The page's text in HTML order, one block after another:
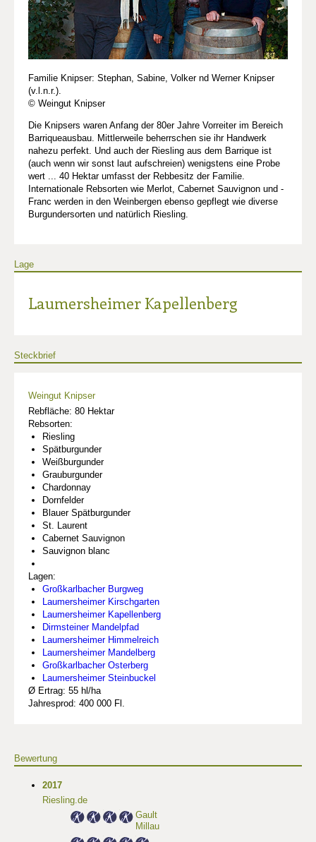
Familie Knipser: Stephan, Sabine, Volker nd Werner Knipser
(v.l.n.r.).
© Weingut Knipser
Die Knipsers waren Anfang der 80er Jahre Vorreiter im Bereich
Barriqueausbau. Mittlerweile beherrschen sie ihr Handwerk
nahezu perfekt. Und auch der Riesling aus dem Barrique ist
(auch wenn wir sonst laut aufschreien) wenigstens eine Probe
wert ... 40 Hektar umfasst der Rebbesitz der Familie.
Internationale Rebsorten wie Merlot, Cabernet Sauvignon und -
Franc werden in den Weinbergen ebenso gepflegt wie diverse
Burgundersorten und natürlich Riesling.
Lage
Laumersheimer Kapellenberg
Steckbrief
Weingut Knipser
Rebfläche: 80 Hektar
Rebsorten:
Riesling
Spätburgunder
Weißburgunder
Grauburgunder
Chardonnay
Dornfelder
Blauer Spätburgunder
St. Laurent
Cabernet Sauvignon
Sauvignon blanc
Lagen:
Großkarlbacher Burgweg
Laumersheimer Kirschgarten
Laumersheimer Kapellenberg
Dirmsteiner Mandelpfad
Laumersheimer Himmelreich
Laumersheimer Mandelberg
Großkarlbacher Osterberg
Laumersheimer Steinbuckel
Ø Ertrag: 55 hl/ha
Jahresprod: 400 000 Fl.
Bewertung
2017
Riesling.de
Gault
Millau